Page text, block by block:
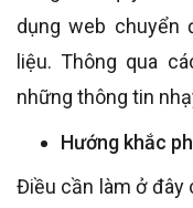
dụng web chuyển
liệu. Thông qua
những thông tin
Hướng khắc
Điều cần làm ở đây